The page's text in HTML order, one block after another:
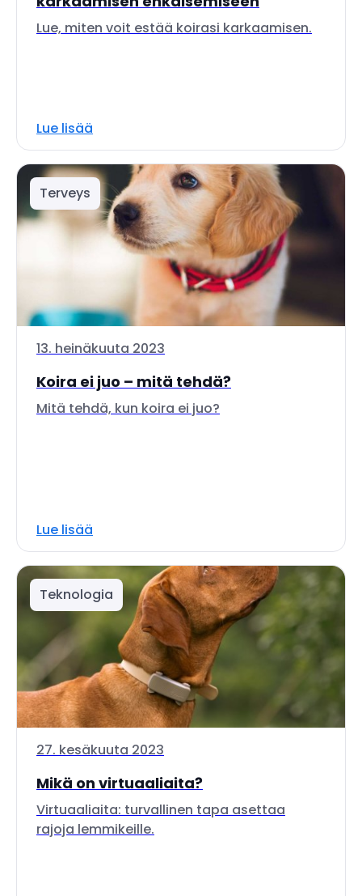
Lue, miten voit estää koirasi karkaamisen.
Lue lisää
Terveys
13. heinäkuuta 2023
Koira ei juo – mitä tehdä?
Mitä tehdä, kun koira ei juo?
Lue lisää
Teknologia
27. kesäkuuta 2023
Mikä on virtuaaliaita?
Virtuaaliaita: turvallinen tapa asettaa
rajoja lemmikeille.